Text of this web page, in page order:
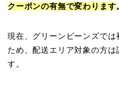
クーポンの有無で変わります
現在、グリーンビーンズでは
ため、配送エリア対象の方
す。